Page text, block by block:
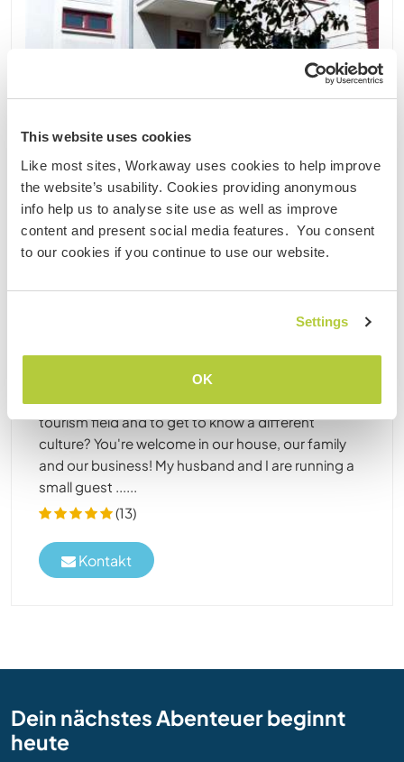
This website uses cookies
Like most sites, Workaway uses cookies to help improve
the website’s usability. Cookies providing anonymous
info help us to analyse site use as well as improve
content and present social media features. You consent
to our cookies if you continue to use our website.
Settings
OK
bezahlter Job
Rumänien
Küste vom Schwarzen Meer in Eforie Nord
gesucht! Rumänien
Do you wanna spend the summer on the sea
coast, to be part of a small family business in the
tourism field and to get to know a different
culture? You're welcome in our house, our family
and our business! My husband and I are running a
small guest ......
(13)
Kontakt
Dein nächstes Abenteuer beginnt
heute